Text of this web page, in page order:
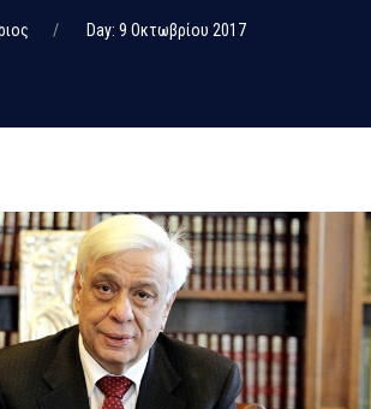
Day: 9 Οκτωβρίου 2017